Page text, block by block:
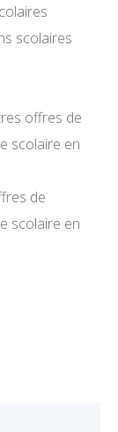
scolaires
offres de
scolaire en
de
scolaire en